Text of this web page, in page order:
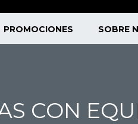
PROMOCIONES SOBRE
CON